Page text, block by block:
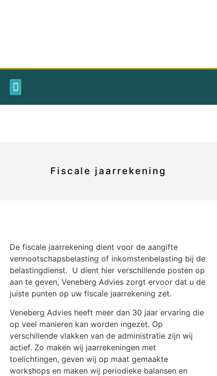
Fiscale jaarrekening
De fiscale jaarrekening dient voor de aangifte
vennootschapsbelasting of inkomstenbelasting bij de
belastingdienst. U dient hier verschillende posten op
aan te geven, Veneberg Advies zorgt ervoor dat u de
juiste punten op uw fiscale jaarrekening zet.
Veneberg Advies heeft meer dan 30 jaar ervaring die
op veel manieren kan worden ingezet. Op
verschillende vlakken van de administratie zijn wij
actief. Zo maken wij jaarrekeningen met
toelichtingen, geven wij op maat gemaakte
workshops en maken wij periodieke balansen en